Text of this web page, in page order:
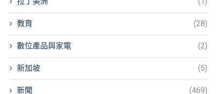
教育 (28)
數位產品與家電 (2)
新加坡 (5)
新聞 (469)